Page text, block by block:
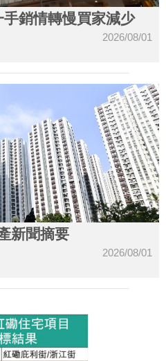
銷情轉慢買家減少
2026/08/01
新聞摘要
2026/08/01